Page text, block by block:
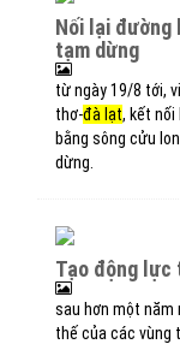
nối lại
tạm dừng
từ ngày 19/8 tới,
thơ-đà lạt, kết
bằng sông cửu
dừng.
tạo động
sau hơn một năm
thế của các vùng